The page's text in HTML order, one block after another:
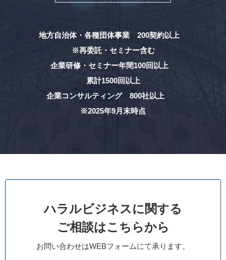
地方自治体・各種団体事業 200契約以上
※再委託・セミナー含む
企業研修・セミナー年間100回以上
累計1500回以上
企業コンサルティング 800社以上
※2025年9月末時点
ハラルビジネスに関する
ご相談はこちらから
お問い合わせはWEBフォームにて承ります。